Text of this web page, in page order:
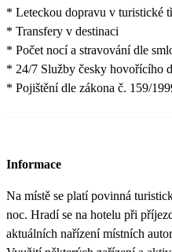
* Leteckou dopravu v turistické
* Transfery v destinaci
* Počet nocí a stravování dle
* 24/7 Služby česky hovořícího
* Pojištění dle zákona č. 159/
Informace
Na místě se platí povinná
noc. Hradí se na hotelu při
aktuálních nařízení místních